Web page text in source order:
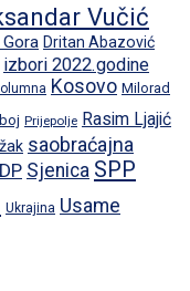
Vučić
Dritan Abazović
izbori 2022.godine
Kosovo Milorad
Prijepolje Rasim Ljajić
saobraćajna
Sjenica SPP
Ukrajina Usame